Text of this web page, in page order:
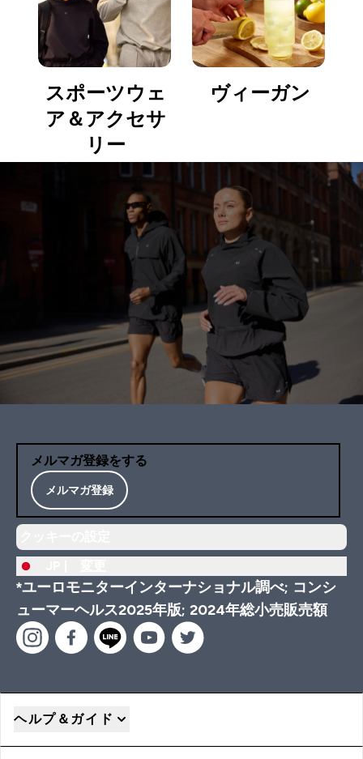
スポーツウェ
ア＆アクセサ
リー
ヴィーガン
メルマガ登録をする
メルマガ登録
*ユーロモニターインターナショナル調べ; コンシ
ューマーヘルス2025年版; 2024年総小売販売額
ヘルプ＆ガイド